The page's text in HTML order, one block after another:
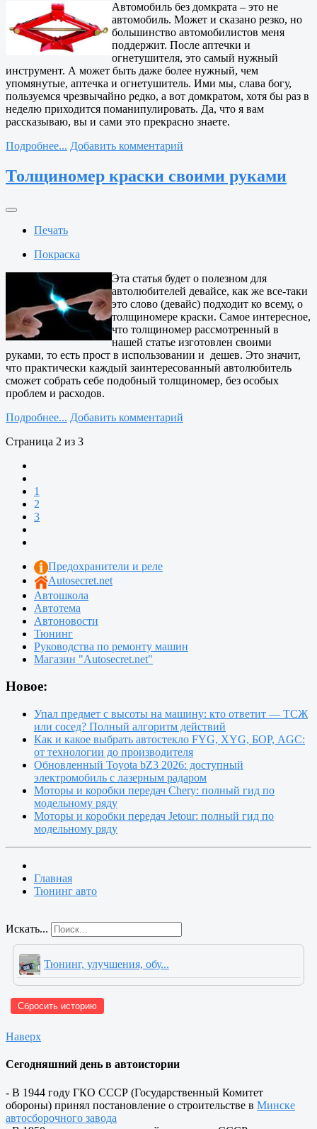
Автомобиль без домкрата – это не
автомобиль. Может и сказано резко, но
большинство автомобилистов меня
поддержит. После аптечки и
огнетушителя, это самый нужный
инструмент. А может быть даже более нужный, чем
упомянутые, аптечка и огнетушитель. Ими мы, слава богу,
пользуемся чрезвычайно редко, а вот домкратом, хотя бы раз в
неделю приходится поманипулировать. Да, что я вам
рассказываю, вы и сами это прекрасно знаете.
Подробнее... Добавить комментарий
Толщиномер краски своими руками
Печать
Покраска
Эта статья будет о полезном для
автолюбителей девайсе, как же все-таки
это слово (девайс) подходит ко всему, о
толщиномере краски. Самое интересное,
что толщиномер рассмотренный в
нашей статье изготовлен своими
руками, то есть прост в использовании и дешев. Это значит,
что практически каждый заинтересованный автолюбитель
сможет собрать себе подобный толщиномер, без особых
проблем и расходов.
Подробнее... Добавить комментарий
Страница 2 из 3
1
2
3
Предохранители и реле
Autosecret.net
Автошкола
Автотема
Автоновости
Тюнинг
Руководства по ремонту машин
Магазин "Autosecret.net"
Новое:
Упал предмет с высоты на машину: кто ответит — ТСЖ
или сосед? Полный алгоритм действий
Как и какое выбрать автостекло FYG, XYG, БОР, AGC:
от технологии до производителя
Обновленный Toyota bZ3 2026: доступный
электромобиль с лазерным радаром
Моторы и коробки передач Chery: полный гид по
модельному ряду
Моторы и коробки передач Jetour: полный гид по
модельному ряду
Главная
Тюнинг авто
Искать...
Тюнинг, улучшения, обу...
Сбросить историю
Наверх
Сегодняшний день в автоистории
- В 1944 году ГКО СССР (Государственный Комитет
обороны) принял постановление о строительстве в Минске
автосборочного завода